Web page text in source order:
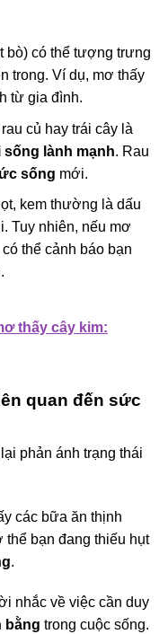
bò) có thể tượng trưng
trong. Ví dụ, mơ thấy
từ gia đình.
củ hay trái cây là
sống lành mạnh. Rau
sống mới.
kem thường là dấu
Tuy nhiên, nếu mơ
thể cảnh báo bạn
thấy cây kim:
quan đến sức
phản ánh trạng thái
các bữa ăn thịnh
thể bạn đang thiếu hụt
.
nhắc về việc cần duy
bằng trong cuộc sống.